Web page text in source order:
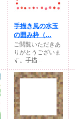
手描き風の水玉
の囲み枠（...
ご閲覧いただきあ
りがとうございま
す。手描...